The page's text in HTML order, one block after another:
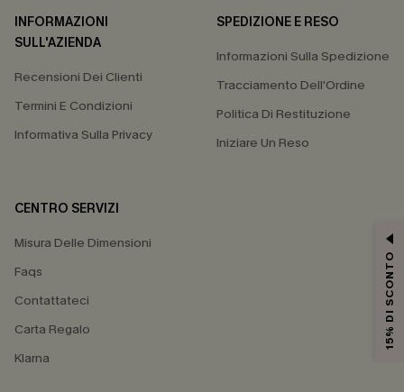
INFORMAZIONI
SULL'AZIENDA
Recensioni Dei Clienti
Termini E Condizioni
Informativa Sulla Privacy
SPEDIZIONE E RESO
Informazioni Sulla Spedizione
Tracciamento Dell'Ordine
Politica Di Restituzione
Iniziare Un Reso
CENTRO SERVIZI
Misura Delle Dimensioni
Faqs
Contattateci
Carta Regalo
Klarna
15% DI SCONTO